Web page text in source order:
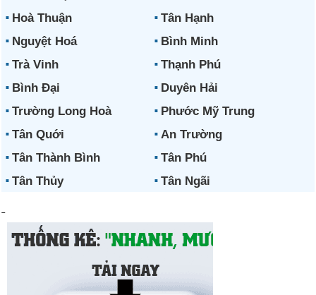
Hoà Thuận
Tân Hạnh
Nguyệt Hoá
Bình Minh
Trà Vinh
Thạnh Phú
Bình Đại
Duyên Hải
Trường Long Hoà
Phước Mỹ Trung
Tân Quới
An Trường
Tân Thành Bình
Tân Phú
Tân Thủy
Tân Ngãi